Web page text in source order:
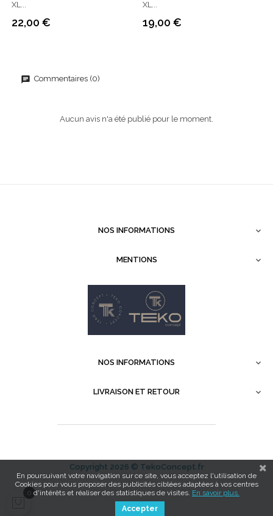
XL...
Prix
22,00 €
XL...
Prix
19,00 €
Commentaires (0)
Aucun avis n'a été publié pour le moment.
NOS INFORMATIONS 
MENTIONS 
NOS INFORMATIONS 
LIVRAISON ET RETOUR 
Copyright 2026 © TekoConcept.fr
0
En poursuivant votre navigation sur ce site, vous acceptez l'utilisation de
Cookies pour vous proposer des publicités ciblées adaptées à vos centres
d'intérêts et réaliser des statistiques de visites. En savoir plus.
Accepter